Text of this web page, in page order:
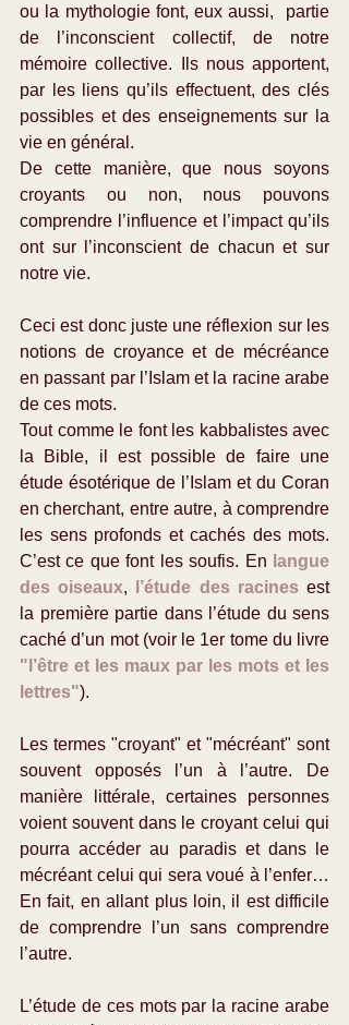
ou la mythologie font, eux aussi,  partie
de l’inconscient collectif, de notre
mémoire collective. Ils nous apportent,
par les liens qu’ils effectuent, des clés
possibles et des enseignements sur la
vie en général.
De cette manière, que nous soyons
croyants ou non, nous pouvons
comprendre l’influence et l’impact qu’ils
ont sur l’inconscient de chacun et sur
notre vie.
Ceci est donc juste une réflexion sur les
notions de croyance et de mécréance
en passant par l’Islam et la racine arabe
de ces mots.
Tout comme le font les kabbalistes avec
la Bible, il est possible de faire une
étude ésotérique de l’Islam et du Coran
en cherchant, entre autre, à comprendre
les sens profonds et cachés des mots.
C’est ce que font les soufis. En langue
des oiseaux, l’étude des racines est
la première partie dans l’étude du sens
"l’être et les maux par les mots et les
lettres").
Les termes "croyant" et "mécréant" sont
souvent opposés l’un à l’autre. De
manière littérale, certaines personnes
voient souvent dans le croyant celui qui
pourra accéder au paradis et dans le
mécréant celui qui sera voué à l’enfer…
En fait, en allant plus loin, il est difficile
de comprendre l’un sans comprendre
l’autre.
L’étude de ces mots par la racine arabe